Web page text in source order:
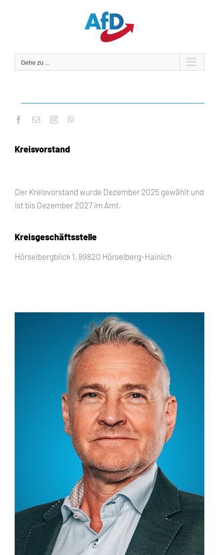
Gehe zu ...
Kreisvorstand
Der Kreisvorstand wurde Dezember 2025 gewählt und
ist bis Dezember 2027 im Amt.
Kreisgeschäftsstelle
Hörselbergblick 1, 99820 Hörselberg-Hainich